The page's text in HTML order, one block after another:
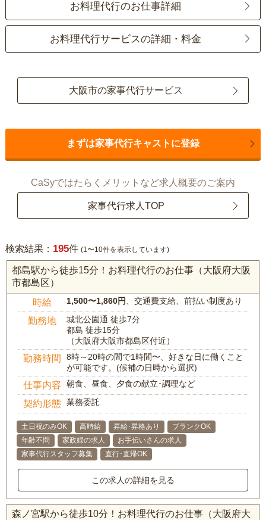
お料理代行のお仕事詳細
お料理代行サービスの詳細・料金
大阪市の家事代行サービス
まずは家事代行キャストに登録
CaSyではたらくメリットなど求人概要のご案内
家事代行求人TOP
検索結果： 195件 (1〜10件を表示しています)
都島駅から徒歩15分！お料理代行のお仕事（大阪府大阪
市都島区）
時給 1,500〜1,860円 、交通費支給、前払い制度あり
勤務地
城北公園通 徒歩7分
都島 徒歩15分
（大阪府大阪市都島区付近）
勤務時間
8時～20時の間で1時間〜、好きな日に働くこと
が可能です。(候補の日時から選択)
仕事内容 朝食、昼食、夕食の献立･調理など
契約形態 業務委託
土日祝のみOK 高時給 昇給･昇格あり
ブランクOK
年齢不問
家政婦の求人
お手伝いさんの求人
家事代行スタッフ募集
直行･直帰OK
この求人の詳細を見る
森ノ宮駅から徒歩10分！お料理代行のお仕事（大阪府大